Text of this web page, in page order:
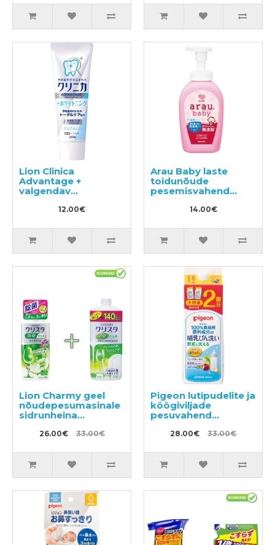
Lion Clinica
Advantage +
valgendav
12.00€
Arau Baby laste
toidunõude
pesemisvahend
14.00€
Lion Charmy geel
nõudepesumasinale
sidrunheina
aroomiga 480g +
täitepudel 840g
26.00€ 33.00€
Pigeon lutipudelite ja
köögiviljade
pesuvahend
täitepakend 1.4l
28.00€ 33.00€